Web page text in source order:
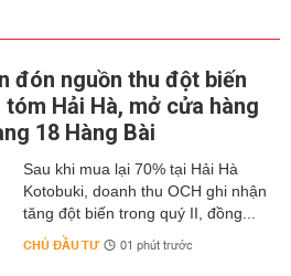
đón nguồn thu đột biến
Hải Hà, mở cửa hàng
18 Hàng Bài
Sau khi mua lại 70% tại Hải Hà
Kotobuki, doanh thu OCH ghi nhận
tăng đột biến trong quý II, đồng...
CHỦ ĐẦU TƯ 01 phút trước